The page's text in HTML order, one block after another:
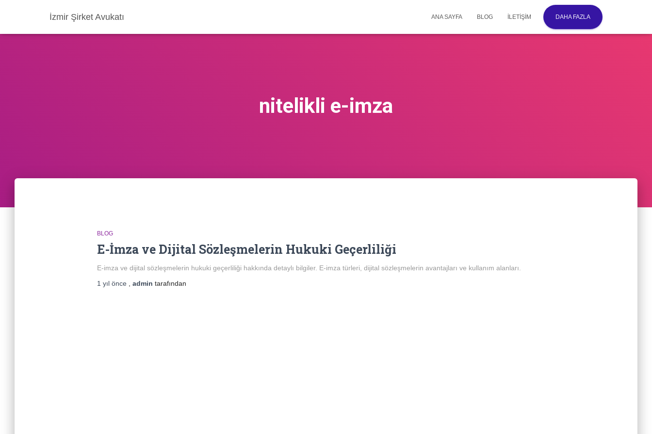
İzmir Şirket Avukatı ANA SAYFA BLOG İLETIŞIM DAHA FAZLA
nitelikli e-imza
BLOG
E-İmza ve Dijital Sözleşmelerin Hukuki Geçerliliği
E-imza ve dijital sözleşmelerin hukuki geçerliliği hakkında detaylı bilgiler. E-imza türleri, dijital sözleşmelerin avantajları ve kullanım alanları.
1 yılönce admin tarafından